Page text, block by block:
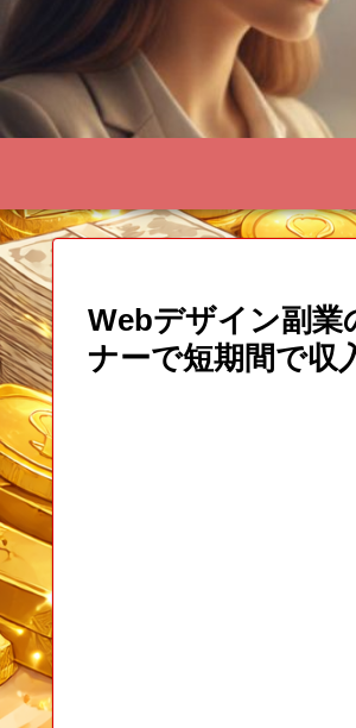
Webデザイン副業
ナーで短期間で収